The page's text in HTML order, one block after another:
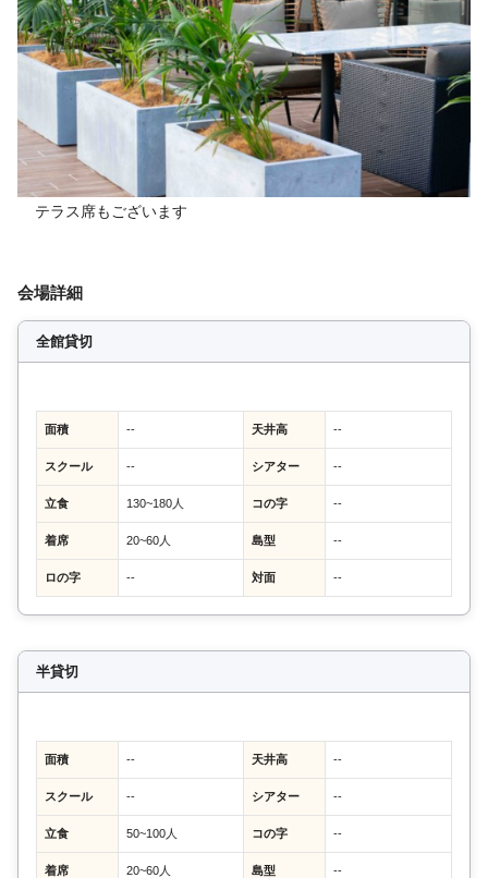
テラス席もございます
会場詳細
全館貸切
面積 -- 天井高 --
スクール -- シアター --
立食 130~180人 コの字 --
着席 20~60人 島型 --
ロの字 -- 対面 --
半貸切
面積 -- 天井高 --
スクール -- シアター --
立食 50~100人 コの字 --
着席 20~60人 島型 --